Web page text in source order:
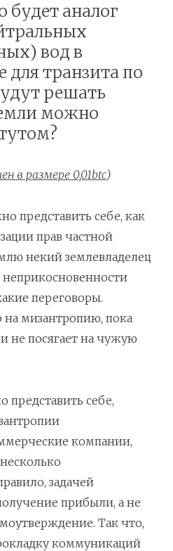
аналог
вод в
для транзита по
решать
можно
в размере 0,01btc)
представить себе, как
прав частной
некий землевладелец
переговоры.
на мизантропию, пока
не посягает на чужую
представить себе,
компании,
задачей
прибыли, а не
Так что,
коммуникаций